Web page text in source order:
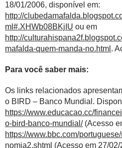
18/01/2006, disponível em:
http://
ml#.XHWb08BKjIU ou em
http://
mafalda-quem-manda-no.html .
Para você saber mais:
Os links relacionados
o BIRD – Banco Mundial.
https://www.educacao.cc/
o-bird-banco-mundial/(Acesso
https://www.bbc.com/
nomia2.shtml (Acesso em 27/